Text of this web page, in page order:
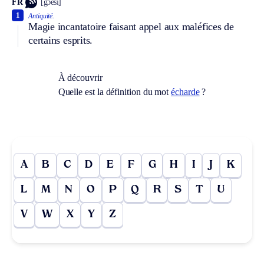
FR [gɔesi]
Antiquité.
Magie incantatoire faisant appel aux maléfices de
certains esprits.
1
À découvrir
Quelle est la définition du motécharde?
A B C D E F G H I J K
L M N O P Q R S T U
V W X Y Z